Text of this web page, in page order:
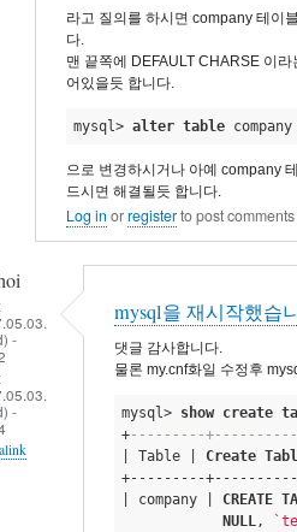
라고 질의를 하시면 company 테이
다.
맨 끝쪽에 DEFAULT CHARSE 이
어있을듯 합니다.
mysql> alter table
으로 변경하시거나 아예 company
드시면 해결될듯 합니다.
Log in orregisterto post comments
-
-
mysql을 재시작했습
댓글 감사합니다.
물론 my.cnf화일 수정후
mysql> show create
+---------
| Table | Create
+---------
| company | CREATE
NULL ,